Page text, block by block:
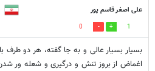
علی اصغر قاسم پور
1
0
بسیار بسیار عالی و به جا گفته، هر دو طرف
اغماض از بروز تنش و درگیری و شعله ور